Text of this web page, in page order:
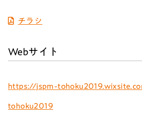
チラシ
Webサイト
https://jspm-
tohoku2019